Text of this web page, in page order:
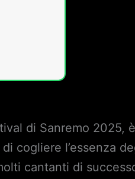
di Sanremo 2025,
cogliere l’essenza
cantanti di